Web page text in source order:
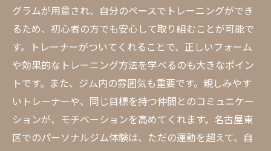
グラムが用意され、自分のペースでトレーニングができ
るため、初心者の方でも安心して取り組むことが可能で
す。トレーナーがついてくれることで、正しいフォーム
や効果的なトレーニング方法を学べるのも大きなポイン
トです。また、ジム内の雰囲気も重要です。親しみやす
いトレーナーや、同じ目標を持つ仲間とのコミュニケー
ションが、モチベーションを高めてくれます。名古屋東
区でのパーソナルジム体験は、ただの運動を超えて、自